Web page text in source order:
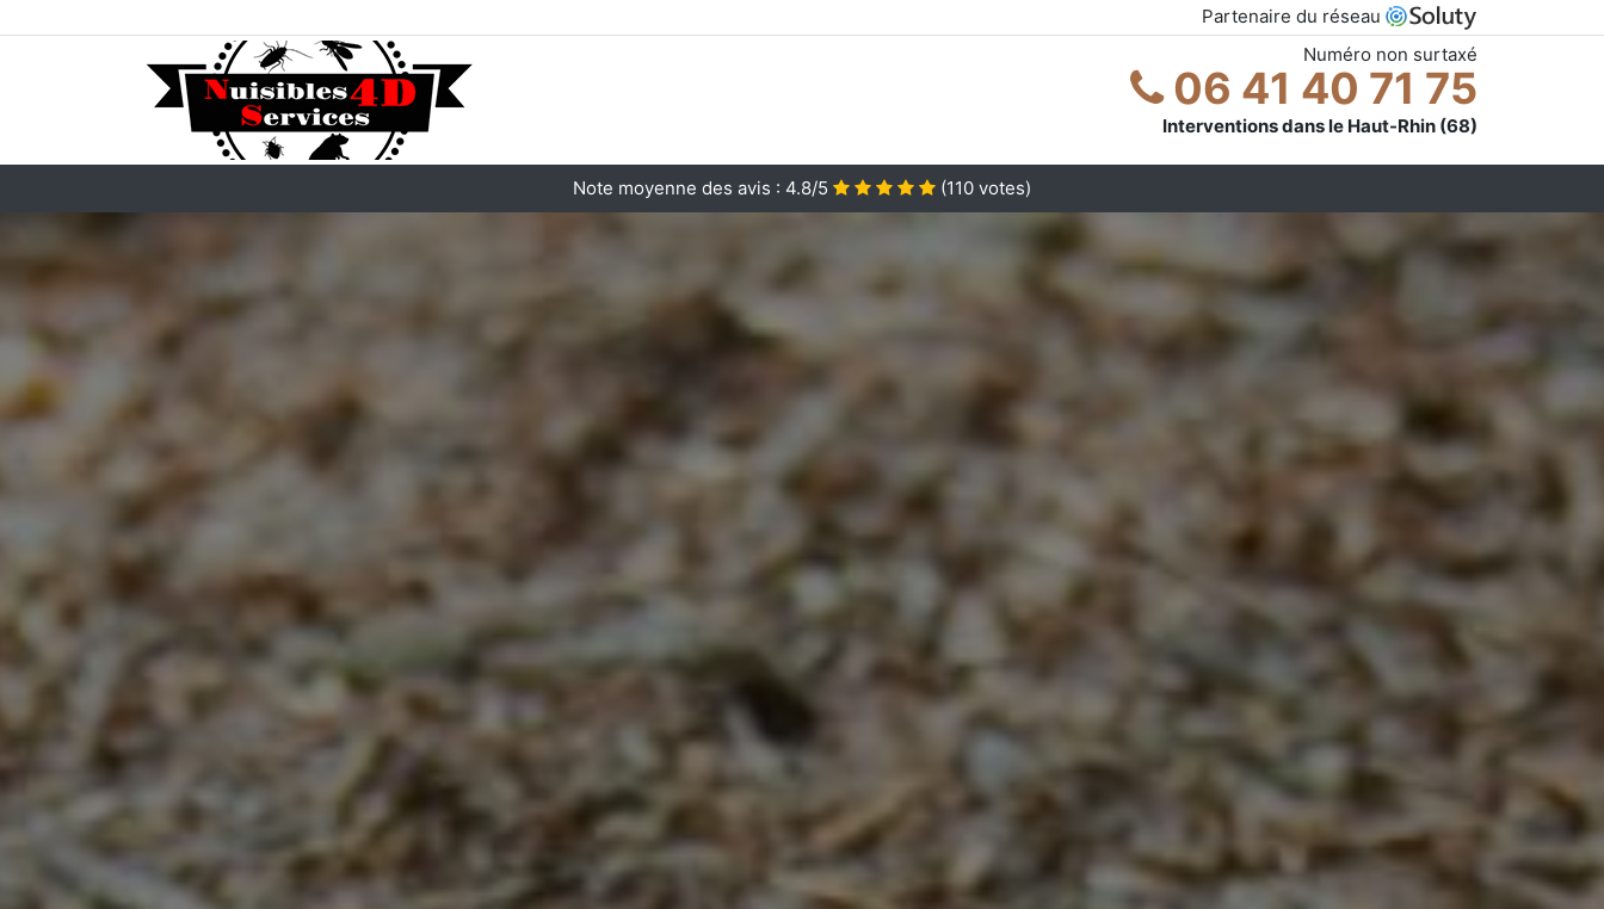
Partenaire du réseau
Numéro non surtaxé
06 41 40 71 75
Interventions dans le Haut-Rhin (68)
Note moyenne des avis : 4.8/5 (110 votes)